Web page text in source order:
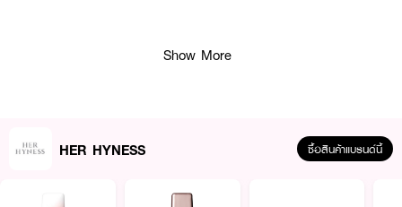
● มาส์กมะพร้าว 3D Nano Bio-Fiber ผสานน้ำดอกคาโมมายล์
● 4X แอนติออกซิแดนท์ ปกป้องผิวจากมลภาวะและอนุมูลอิสระ
● 5X มอยส์เจอร์คอมเพล็กซ์ เติมความชุ่มชื้นล้ำลึก ให้ผิวอิ่มฟูฉ่ำน้ำ
● น้ำดอกคาโมมายล์ ปลอบประโลมและคืนความสดชื่นให้ผิวอย่างอ่อนโยน
Show More
HER HYNESS ซื้อสินค้าแบรนด์นี้